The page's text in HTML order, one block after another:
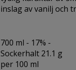
inslag av vanilj och
700 ml - 17% -
Sockerhalt 21.1 g
per 100 ml